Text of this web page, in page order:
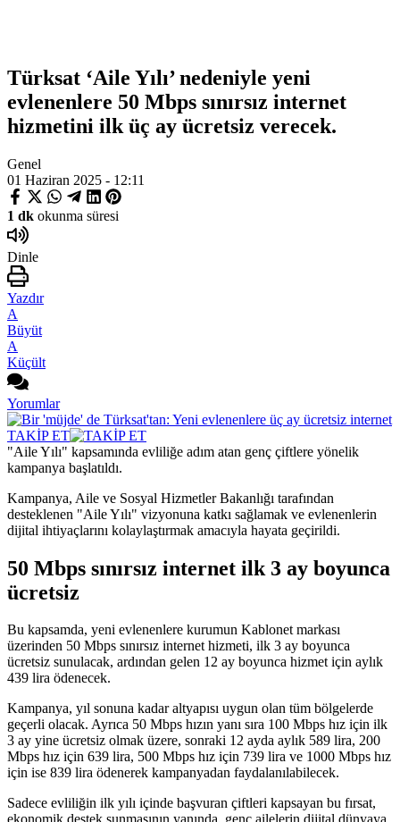
Türksat ‘Aile Yılı’ nedeniyle yeni
evlenenlere 50 Mbps sınırsız internet
hizmetini ilk üç ay ücretsiz verecek.
Genel
01 Haziran 2025 - 12:11
1 dk okunma süresi
Dinle
Yazdır
A
Büyüt
A
Küçült
Yorumlar
TAKİP ET
"Aile Yılı" kapsamında evliliğe adım atan genç çiftlere yönelik
kampanya başlatıldı.
Kampanya, Aile ve Sosyal Hizmetler Bakanlığı tarafından
desteklenen "Aile Yılı" vizyonuna katkı sağlamak ve evlenenlerin
dijital ihtiyaçlarını kolaylaştırmak amacıyla hayata geçirildi.
50 Mbps sınırsız internet ilk 3 ay boyunca
ücretsiz
Bu kapsamda, yeni evlenenlere kurumun Kablonet markası
üzerinden 50 Mbps sınırsız internet hizmeti, ilk 3 ay boyunca
ücretsiz sunulacak, ardından gelen 12 ay boyunca hizmet için aylık
439 lira ödenecek.
Kampanya, yıl sonuna kadar altyapısı uygun olan tüm bölgelerde
geçerli olacak. Ayrıca 50 Mbps hızın yanı sıra 100 Mbps hız için ilk
3 ay yine ücretsiz olmak üzere, sonraki 12 ayda aylık 589 lira, 200
Mbps hız için 639 lira, 500 Mbps hız için 739 lira ve 1000 Mbps hız
için ise 839 lira ödenerek kampanyadan faydalanılabilecek.
Sadece evliliğin ilk yılı içinde başvuran çiftleri kapsayan bu fırsat,